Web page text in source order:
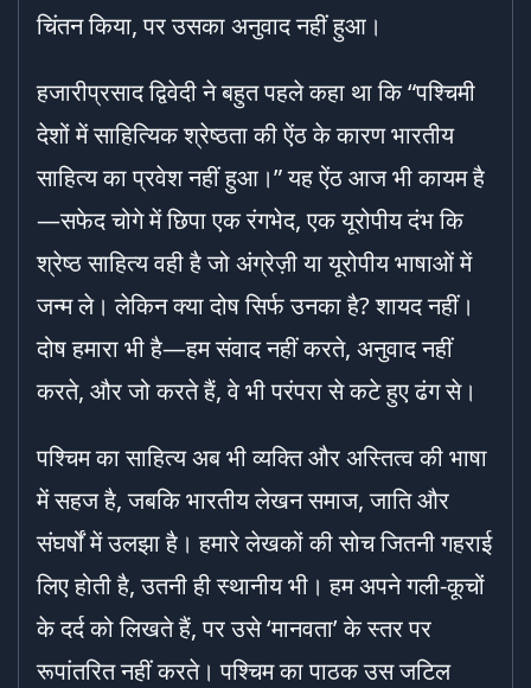
चिंतन किया, पर उसका अनुवाद नहीं हुआ।
हजारीप्रसाद द्विवेदी ने बहुत पहले कहा था कि “पश्चिमी
देशों में साहित्यिक श्रेष्ठता की ऐंठ के कारण भारतीय
साहित्य का प्रवेश नहीं हुआ।” यह ऐंठ आज भी कायम है
—सफेद चोगे में छिपा एक रंगभेद, एक यूरोपीय दंभ कि
श्रेष्ठ साहित्य वही है जो अंग्रेज़ी या यूरोपीय भाषाओं में
जन्म ले। लेकिन क्या दोष सिर्फ उनका है? शायद नहीं।
दोष हमारा भी है—हम संवाद नहीं करते, अनुवाद नहीं
करते, और जो करते हैं, वे भी परंपरा से कटे हुए ढंग से।
पश्चिम का साहित्य अब भी व्यक्ति और अस्तित्व की भाषा
में सहज है, जबकि भारतीय लेखन समाज, जाति और
संघर्षों में उलझा है। हमारे लेखकों की सोच जितनी गहराई
लिए होती है, उतनी ही स्थानीय भी। हम अपने गली-कूचों
के दर्द को लिखते हैं, पर उसे ‘मानवता’ के स्तर पर
रूपांतरित नहीं करते। पश्चिम का पाठक उस जटिल